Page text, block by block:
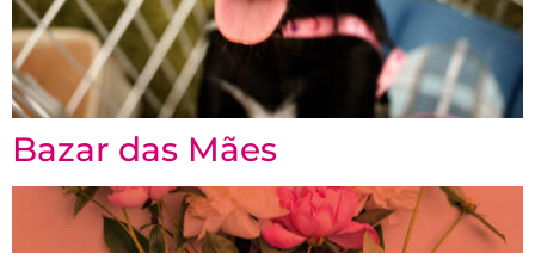
Bazar das Mães